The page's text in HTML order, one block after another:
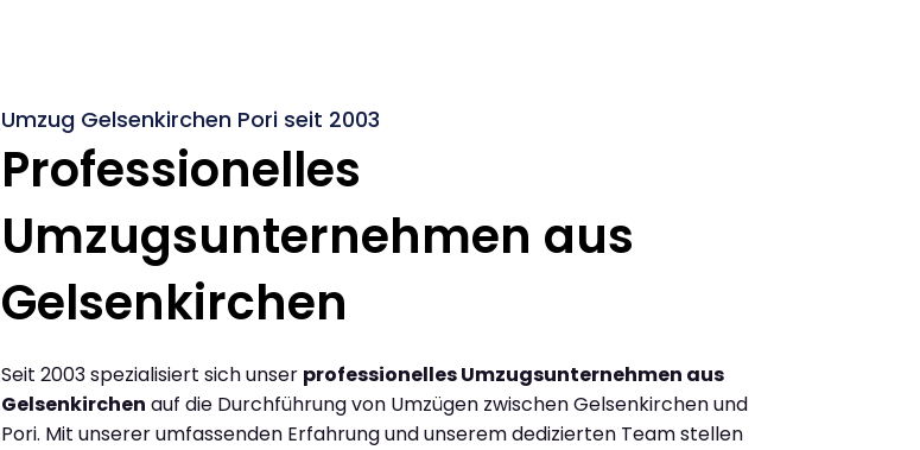
Umzug Gelsenkirchen Pori seit 2003
Professionelles
Umzugsunternehmen aus
Gelsenkirchen
Seit 2003 spezialisiert sich unser professionelles Umzugsunternehmen aus
Gelsenkirchen auf die Durchführung von Umzügen zwischen Gelsenkirchen und
Pori. Mit unserer umfassenden Erfahrung und unserem dedizierten Team stellen